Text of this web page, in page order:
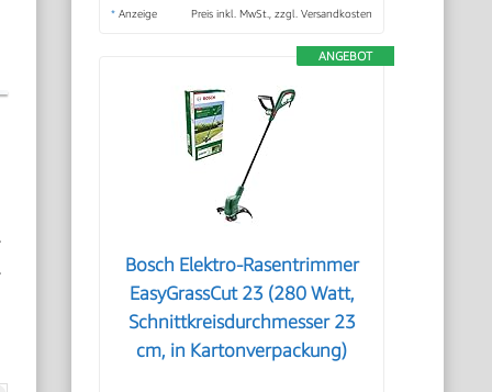
* Anzeige Preis inkl. MwSt., zzgl. Versandkosten
ANGEBOT
Bosch Elektro-Rasentrimmer
EasyGrassCut 23 (280 Watt,
Schnittkreisdurchmesser 23
cm, in Kartonverpackung)